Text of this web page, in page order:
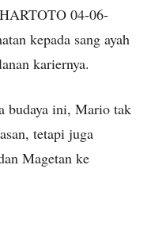
04-06-
kepada sang ayah
kariernya.
budaya ini, Mario tak
tetapi juga
Magetan ke